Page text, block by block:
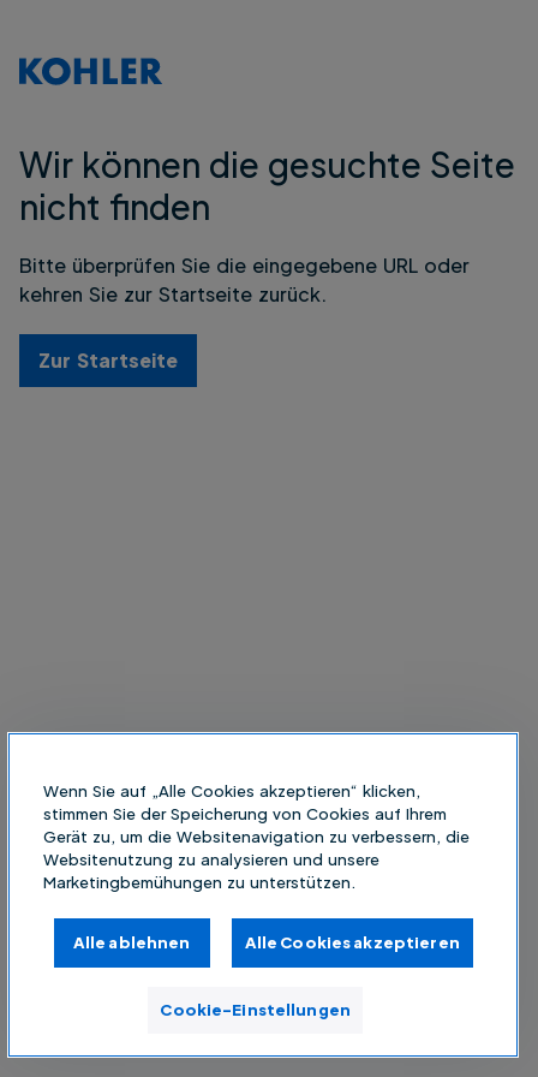
Wir können die gesuchte Seite
nicht finden
Bitte überprüfen Sie die eingegebene URL oder
kehren Sie zur Startseite zurück.
Zur Startseite
Wenn Sie auf „Alle Cookies akzeptieren“ klicken,
stimmen Sie der Speicherung von Cookies auf Ihrem
Gerät zu, um die Websitenavigation zu verbessern, die
Websitenutzung zu analysieren und unsere
Marketingbemühungen zu unterstützen.
Alle ablehnen Alle Cookies akzeptieren
Cookie-Einstellungen